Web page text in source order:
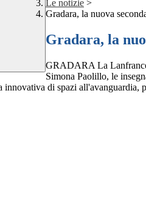
Le notizie >
Gradara, la nuova
Gradara, la
GRADARA La
Simona Paolillo, le
di spazi